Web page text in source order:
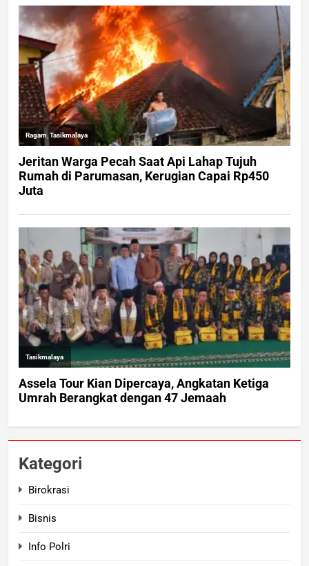
Kategori
Birokrasi
Bisnis
Info Polri